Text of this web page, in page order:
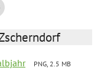
PNG, 2.5 MB